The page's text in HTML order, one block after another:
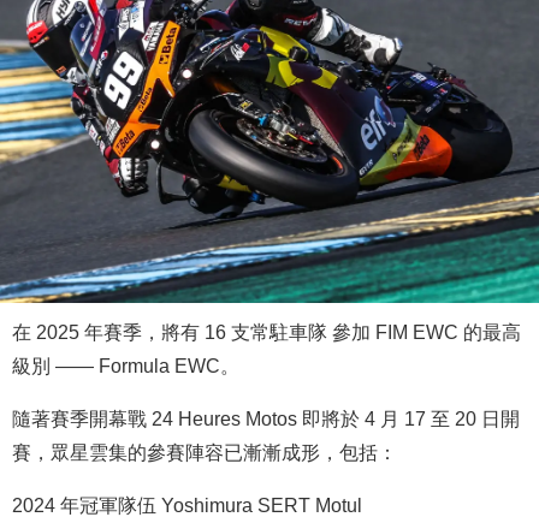
在 2025 年賽季，將有 16 支常駐車隊 參加 FIM EWC 的最高
級別 —— Formula EWC。
隨著賽季開幕戰 24 Heures Motos 即將於 4 月 17 至 20 日開
賽，眾星雲集的參賽陣容已漸漸成形，包括：
2024 年冠軍隊伍 Yoshimura SERT Motul